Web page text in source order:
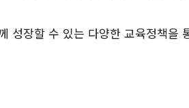
성장할 수 있는 다양한 교육정책